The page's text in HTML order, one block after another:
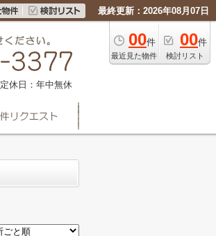
最終更新：2026年08月07日
00件
最近見た物件
00件
検討リスト
定休日：年中無休